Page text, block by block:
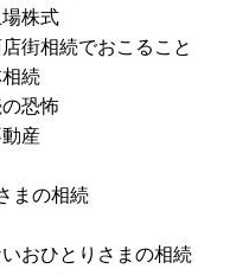
株式
街相続でおこること
続
恐怖
産
まの相続
おひとりさまの相続